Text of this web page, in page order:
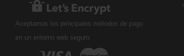
Aceptamos los principales métodos de pago
en un entorno web seguro.